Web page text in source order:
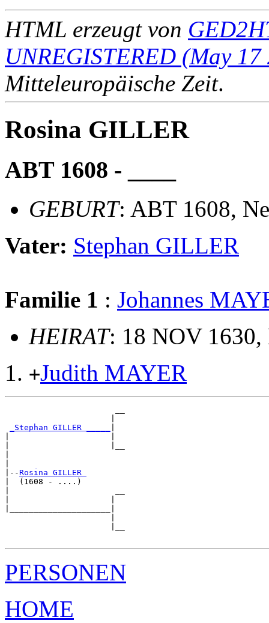
HTML erzeugt von
UNREGISTERED (May 17
Mitteleuropäische Zeit.
Rosina GILLER
ABT 1608 - ____
GEBURT: ABT 1608,
Vater: Stephan GILLER
Familie 1 : Johannes
HEIRAT: 18 NOV 1630,
+Judith MAYER
_Stephan GILLER _____
|--Rosina GILLER
|  (1608 - ....)
PERSONEN
HOME